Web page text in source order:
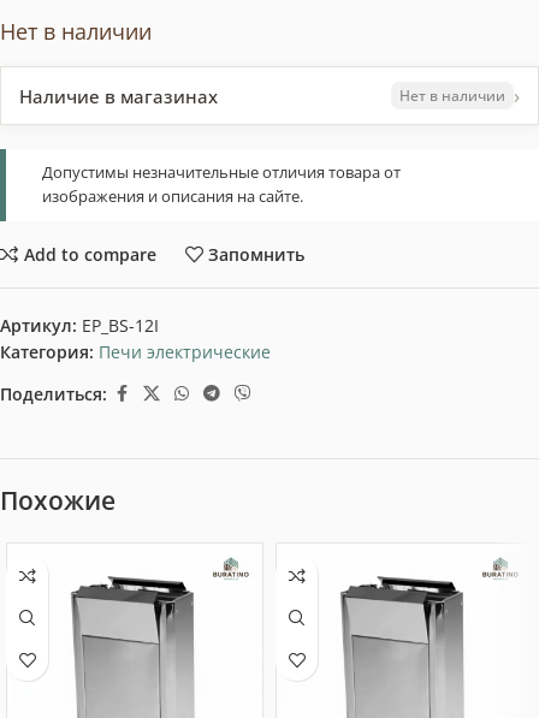
Нет в наличии
Наличие в магазинах Нет в наличии ›
Допустимы незначительные отличия товара от
изображения и описания на сайте.
Add to compare Запомнить
Артикул: EP_BS-12I
Категория: Печи электрические
Поделиться:
Похожие